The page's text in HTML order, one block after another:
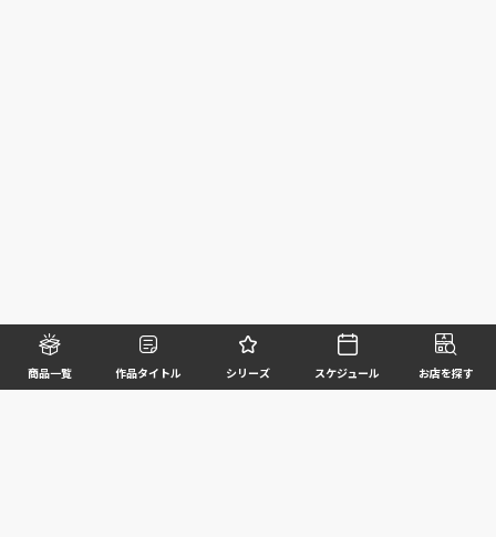
商品一覧 作品タイトル シリーズ スケジュール お店を探す